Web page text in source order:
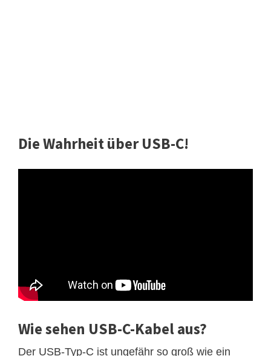
Die Wahrheit über USB-C!
Wie sehen USB-C-Kabel aus?
Der USB-Typ-C ist ungefähr so groß wie ein